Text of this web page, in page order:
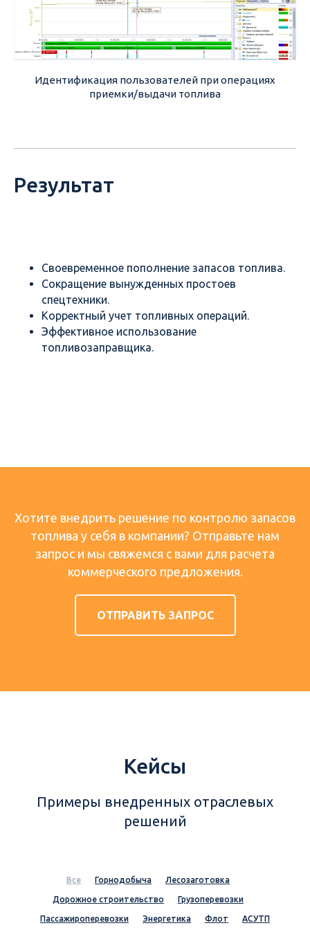
Идентификация пользователей при операциях
приемки/выдачи топлива
Результат
Своевременное пополнение запасов топлива.
Сокращение вынужденных простоев
спецтехники.
Корректный учет топливных операций.
Эффективное использование
топливозаправщика.
Хотите внедрить решение по контролю запасов
топлива у себя в компании? Отправьте нам
запрос и мы свяжемся с вами для расчета
коммерческого предложения.
ОТПРАВИТЬ ЗАПРОС
Кейсы
Примеры внедренных отраслевых
решений
Все Горнодобыча Лесозаготовка
Дорожное строительство Грузоперевозки
Пассажироперевозки Энергетика Флот АСУТП